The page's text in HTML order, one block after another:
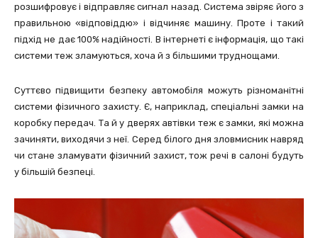
розшифровує і відправляє сигнал назад. Система звіряє його з
правильною «відповіддю» і відчиняє машину. Проте і такий
підхід не дає 100% надійності. В інтернеті є інформація, що такі
системи теж зламуються, хоча й з більшими труднощами.
Суттєво підвищити безпеку автомобіля можуть різноманітні
системи фізичного захисту. Є, наприклад, спеціальні замки на
коробку передач. Та й у дверях автівки теж є замки, які можна
зачиняти, виходячи з неї. Серед білого дня зловмисник навряд
чи стане зламувати фізичний захист, тож речі в салоні будуть
у більшій безпеці.